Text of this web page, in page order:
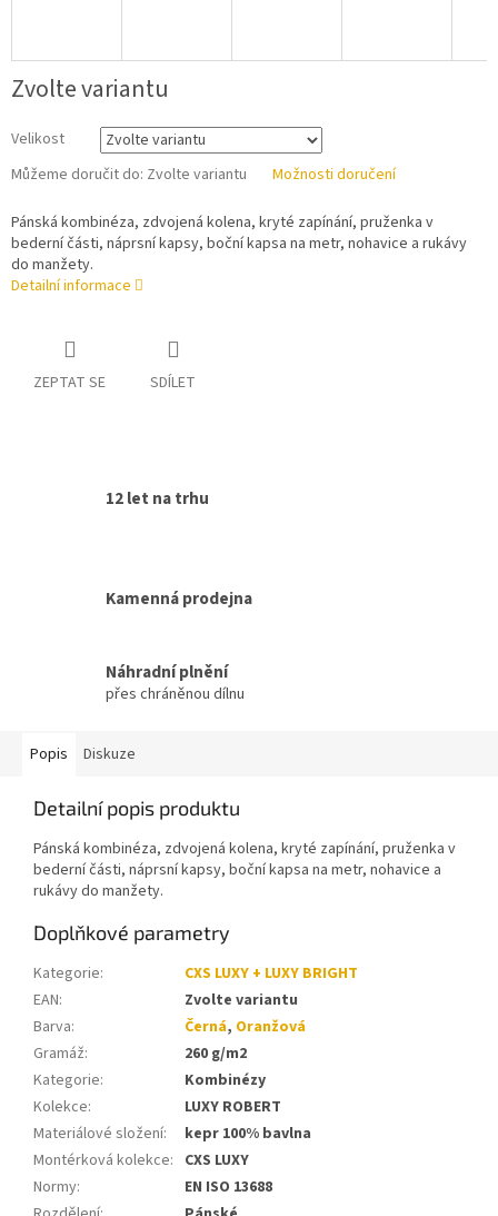
Zvolte variantu
Velikost
Můžeme doručit do: Zvolte variantu Možnosti doručení
Pánská kombinéza, zdvojená kolena, kryté zapínání, pruženka v
bederní části, náprsní kapsy, boční kapsa na metr, nohavice a rukávy
do manžety.
Detailní informace
ZEPTAT SE SDÍLET
12 let na trhu
Kamenná prodejna
Náhradní plnění
přes chráněnou dílnu
Popis Diskuze
Detailní popis produktu
Pánská kombinéza, zdvojená kolena, kryté zapínání, pruženka v
bederní části, náprsní kapsy, boční kapsa na metr, nohavice a
rukávy do manžety.
Doplňkové parametry
Kategorie:
CXS LUXY + LUXY BRIGHT
EAN:
Zvolte variantu
Barva: Černá, Oranžová
Gramáž:
260 g/m2
Kategorie:
Kombinézy
Kolekce:
LUXY ROBERT
Materiálové složení:
kepr 100% bavlna
Montérková kolekce: CXS LUXY
Normy:
EN ISO 13688